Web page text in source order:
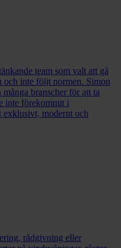
team som valt att gå
och inte följt normen. Simon
branscher för att ta
inte förekommit i
exklusivt, modernt och
rådgivning eller